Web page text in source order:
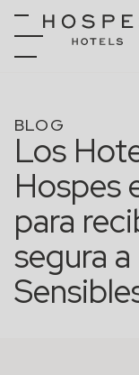
BLOG
Los
Hospes
para
segura